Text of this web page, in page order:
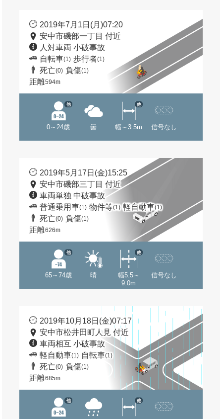
2019年7月1日(月)07:20
安中市磯部一丁目 付近
人対車両 小破事故
自転車(1) 歩行者(1)
死亡(0) 負傷(1)
距離594m
0～24歳
他
曇 幅～3.5m
他
信号なし
2019年5月17日(金)15:25
安中市磯部三丁目 付近
車両単独 中破事故
普通乗用車(1) 物件等(1) 軽自動車(1)
死亡(0) 負傷(1)
距離626m
65～74歳
他
晴
幅5.5～
9.0m
他
信号なし
2019年10月18日(金)07:17
安中市松井田町人見 付近
車両相互 小破事故
軽自動車(1) 自転車(1)
死亡(0) 負傷(1)
距離685m
他 他